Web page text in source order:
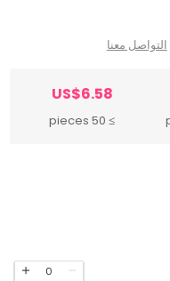
التواصل معنا
US$6.58
≥ 50 pieces
0